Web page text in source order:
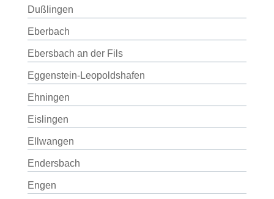
Dußlingen
Eberbach
Ebersbach an der Fils
Eggenstein-Leopoldshafen
Ehningen
Eislingen
Ellwangen
Endersbach
Engen